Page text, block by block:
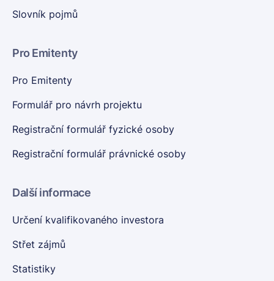
Slovník pojmů
Pro Emitenty
Pro Emitenty
Formulář pro návrh projektu
Registrační formulář fyzické osoby
Registrační formulář právnické osoby
Další informace
Určení kvalifikovaného investora
Střet zájmů
Statistiky